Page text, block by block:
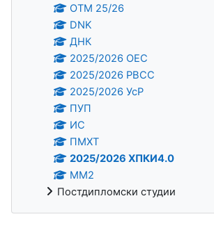
OTM 25/26
DNK
ДНК
2025/2026 ОЕС
2025/2026 РВСС
2025/2026 УсР
ПУП
ИС
ПМХТ
2025/2026 ХПКИ4.0
ММ2
Постдипломски студии